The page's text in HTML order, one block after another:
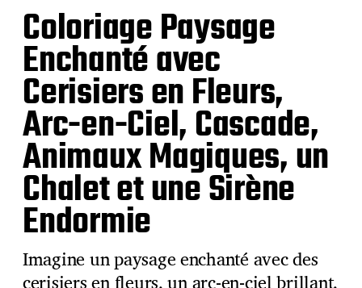
Coloriage Paysage
Enchanté avec
Cerisiers en Fleurs,
Arc-en-Ciel, Cascade,
Animaux Magiques, un
Chalet et une Sirène
Endormie
Imagine un paysage enchanté avec des
cerisiers en fleurs, un arc-en-ciel brillant,